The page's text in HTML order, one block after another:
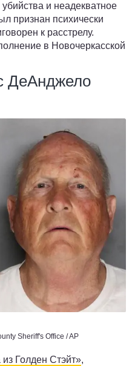
и неадекватное
признан психически
к расстрелу.
в Новочеркасской
ДеАнджело
Sheriff's Office / AP
Голден Стэйт»,